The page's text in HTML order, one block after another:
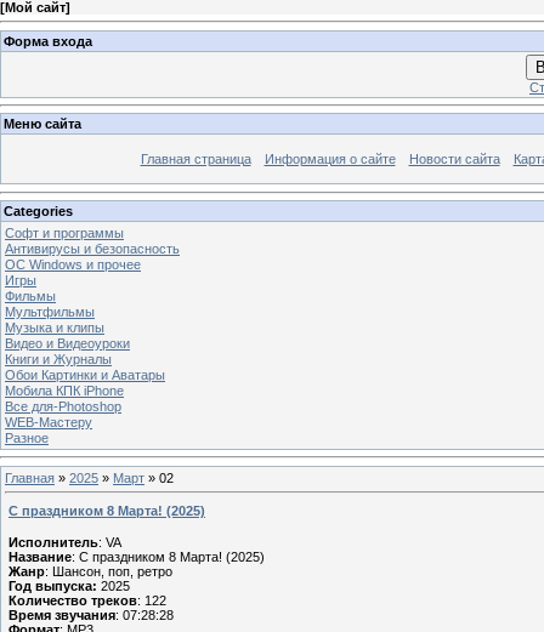
[Мой сайт]
Форма входа
Меню сайта
Главная страница Информация о сайте Новости сайта
Categories
Софт и программы
Антивирусы и безопасность
OC Windows и прочее
Игры
Фильмы
Мультфильмы
Музыка и клипы
Видео и Видеоуроки
Книги и Журналы
Обои Картинки и Аватары
Мобила КПК iPhone
Все для-Photoshop
WEB-Мастеру
Разное
Главная » 2025 » Март » 02
С праздником 8 Марта! (2025)
Исполнитель: VA
Название: С праздником 8 Марта! (2025)
Жанр: Шансон, поп, ретро
Год выпуска: 2025
Количество треков: 122
Время звучания: 07:28:28